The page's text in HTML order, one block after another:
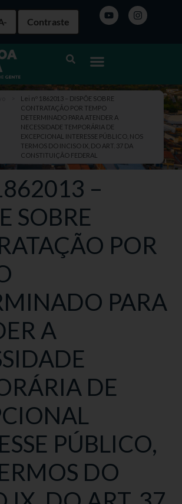
Contraste
Lei nº 1862013 – DISPÕE SOBRE
CONTRATAÇÃO POR TEMPO
DETERMINADO PARA ATENDER A
NECESSIDADE TEMPORÁRIA DE
EXCEPCIONAL INTERESSE PÚBLICO, NOS
TERMOS DO INCISO IX, DO ART. 37 DA
CONSTITUIÇÃO FEDERAL
–
SOBRE
POR
PARA
A
DE
PÚBLICO,
DO